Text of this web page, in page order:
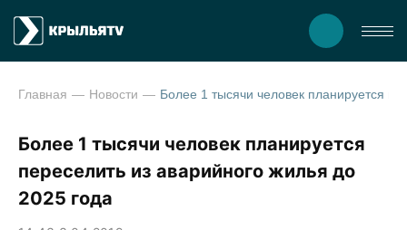
Главная Новости
Более 1 тысячи человек планируется
переселить из аварийного жилья до
2025 года